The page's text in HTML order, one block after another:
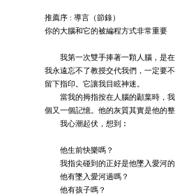
推薦序 : 導言（節錄）
你的大腦和它的被編程方式非常重要
我第一次雙手捧著一顆人腦，是在
我永遠忘不了教授交代我們，一定要
留下指印。它讓我目眩神迷。
當我的拇指按在人腦的顳葉時，我
個又一個記憶。他的灰質其實是他的整
我心潮起伏，想到︰
他生前快樂嗎？
我指尖碰到的正好是他墜入愛河的
他有墜入愛河過嗎？
他有孩子嗎？